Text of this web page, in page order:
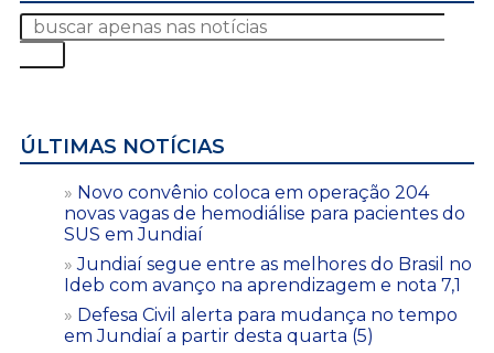
ÚLTIMAS NOTÍCIAS
Novo convênio coloca em operação 204
novas vagas de hemodiálise para pacientes do
SUS em Jundiaí
Jundiaí segue entre as melhores do Brasil no
Ideb com avanço na aprendizagem e nota 7,1
Defesa Civil alerta para mudança no tempo
em Jundiaí a partir desta quarta (5)